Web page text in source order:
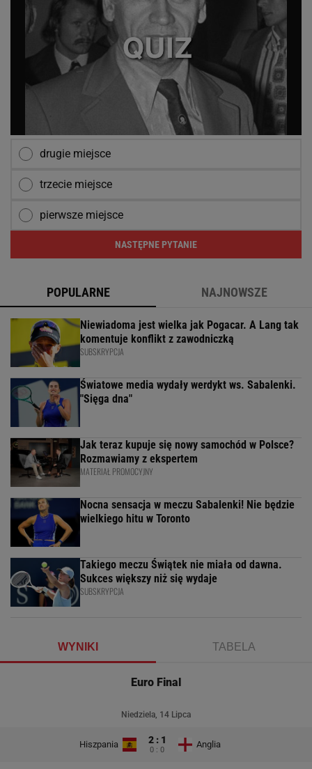
drugie miejsce
trzecie miejsce
pierwsze miejsce
NASTĘPNE PYTANIE
POPULARNE NAJNOWSZE
Niewiadoma jest wielka jak Pogacar. A Lang tak
komentuje konflikt z zawodniczką
SUBSKRYPCJA
Światowe media wydały werdykt ws. Sabalenki.
"Sięga dna"
Jak teraz kupuje się nowy samochód w Polsce?
Rozmawiamy z ekspertem
MATERIAŁ PROMOCYJNY
Nocna sensacja w meczu Sabalenki! Nie będzie
wielkiego hitu w Toronto
Takiego meczu Świątek nie miała od dawna.
Sukces większy niż się wydaje
SUBSKRYPCJA
WYNIKI TABELA
Euro Final
Niedziela, 14 Lipca
Hiszpania 2 : 1
0 : 0
Anglia